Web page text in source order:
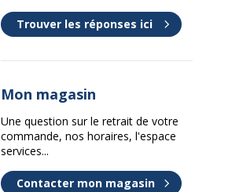
Trouver les réponses ici
Mon magasin
Une question sur le retrait de votre
commande, nos horaires, l'espace
services...
Contacter mon magasin